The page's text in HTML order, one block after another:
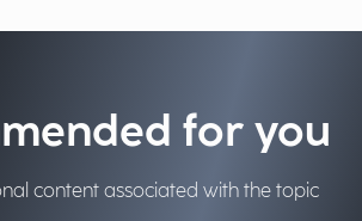
for you
content associated with the topic